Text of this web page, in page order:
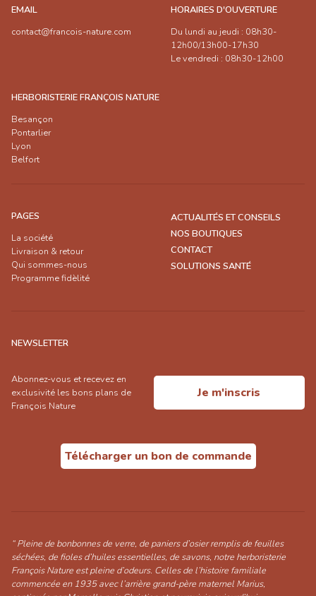
EMAIL
contact@francois-nature.com
HORAIRES D'OUVERTURE
Du lundi au jeudi : 08h30-
12h00/13h00-17h30
Le vendredi : 08h30-12h00
HERBORISTERIE FRANÇOIS NATURE
Besançon
Pontarlier
Lyon
Belfort
PAGES
La société
Livraison & retour
Qui sommes-nous
Programme fidèlité
ACTUALITÉS ET CONSEILS
NOS BOUTIQUES
CONTACT
SOLUTIONS SANTÉ
NEWSLETTER
Abonnez-vous et recevez en
exclusivité les bons plans de
François Nature
Je m'inscris
Télécharger un bon de commande
“ Pleine de bonbonnes de verre, de paniers d’osier remplis de feuilles
séchées, de fioles d’huiles essentielles, de savons, notre herboristerie
François Nature est pleine d’odeurs. Celles de l’histoire familiale
commencée en 1935 avec l’arrière grand-père maternel Marius,